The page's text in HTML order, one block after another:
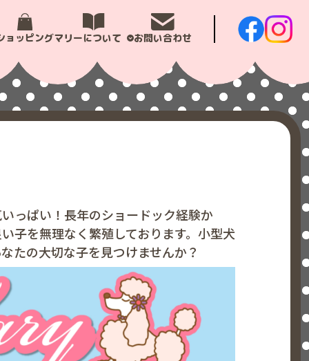
ョッピングマリーについて お問い合わせ
っぱい！長年のショードック経験か
子を無理なく繁殖しております。小型犬
たの大切な子を見つけませんか？